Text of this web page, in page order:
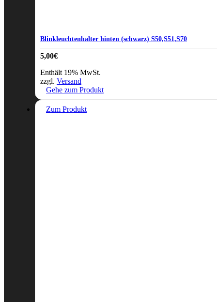
Blinkleuchtenhalter hinten (schwarz) S50,S51,S70
5,00€
Enthält 19% MwSt.
zzgl. Versand
Gehe zum Produkt
Zum Produkt